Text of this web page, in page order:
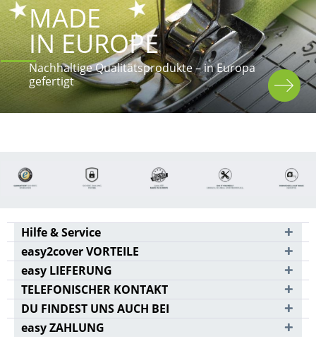
MADE
IN EUROPE
Nachhaltige Qualitätsprodukte – in Europa
gefertigt
Hilfe & Service
easy2cover VORTEILE
easy LIEFERUNG
TELEFONISCHER KONTAKT
DU FINDEST UNS AUCH BEI
easy ZAHLUNG